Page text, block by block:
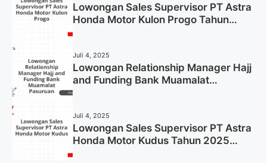
Lowongan Sales Supervisor PT Astra
Honda Motor Kulon Progo Tahun
Juli 4, 2025
Lowongan Relationship Manager Hajj
and Funding Bank Muamalat
Juli 4, 2025
Lowongan Sales Supervisor PT Astra
Honda Motor Kudus Tahun 2025